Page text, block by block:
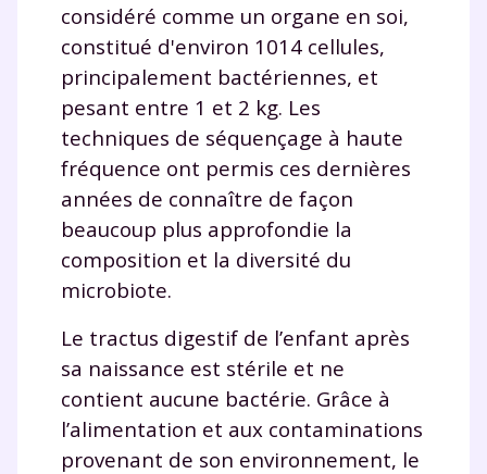
considéré comme un organe en soi,
constitué d'environ 1014 cellules,
principalement bactériennes, et
pesant entre 1 et 2 kg. Les
techniques de séquençage à haute
fréquence ont permis ces dernières
années de connaître de façon
beaucoup plus approfondie la
composition et la diversité du
microbiote.
Le tractus digestif de l’enfant après
sa naissance est stérile et ne
contient aucune bactérie. Grâce à
l’alimentation et aux contaminations
provenant de son environnement, le